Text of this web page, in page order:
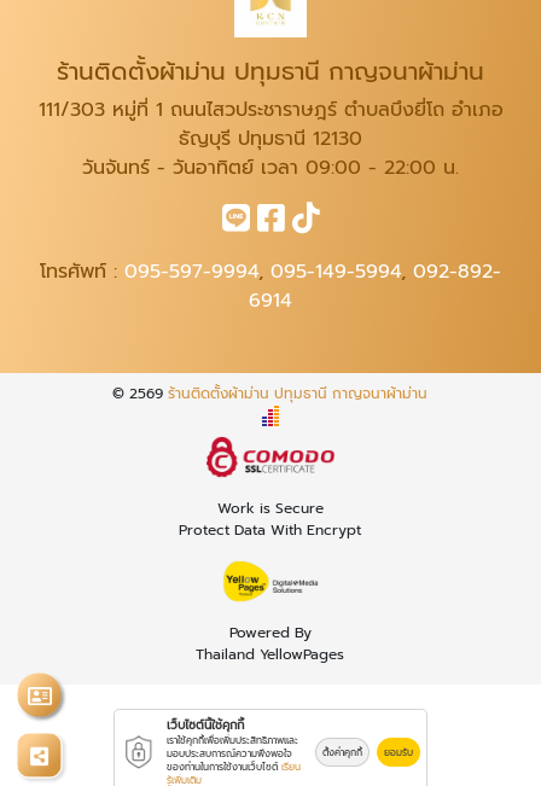
ร้านติดตั้งผ้าม่าน ปทุมธานี กาญจนาผ้าม่าน
111/303 หมู่ที่ 1 ถนนไสวประชาราษฎร์ ตำบลบึงยี่โถ อำเภอ
ธัญบุรี ปทุมธานี 12130
วันจันทร์ - วันอาทิตย์ เวลา 09:00 - 22:00 น.
โทรศัพท์ : 095-597-9994, 095-149-5994, 092-892-
6914
© 2569ร้านติดตั้งผ้าม่าน ปทุมธานี กาญจนาผ้าม่าน
Work is Secure
Protect Data With Encrypt
Powered By
Thailand YellowPages
เว็บไซต์นี้ใช้คุกกี้
เราใช้คุกกี้เพื่อเพิ่มประสิทธิภาพและ
มอบประสบการณ์ความพึงพอใจ
ของท่านในการใช้งานเว็บไซต์ เรียน
รู้เพิ่มเติม
ตั้งค่าคุกกี้ ยอมรับ